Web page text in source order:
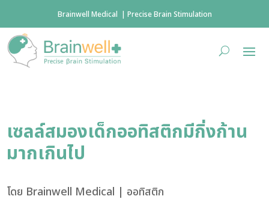
Brainwell Medical | Precise Brain Stimulation
เซลล์สมองเด็กออทิสติกมีกิ่งก้าน
มากเกินไป
โดย Brainwell Medical | ออทิสติก